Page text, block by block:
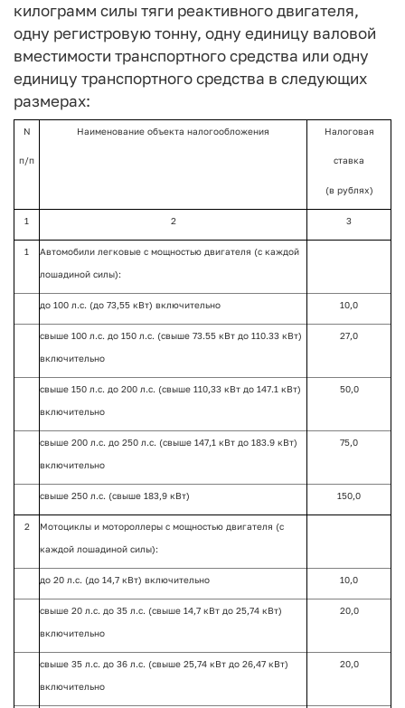
килограмм силы тяги реактивного двигателя,
одну регистровую тонну, одну единицу валовой
вместимости транспортного средства или одну
единицу транспортного средства в следующих
размерах:
N
п/п
Наименование объекта налогообложения Налоговая
ставка
(в рублях)
1 2 3
1 Автомобили легковые с мощностью двигателя (с каждой
лошадиной силы):
до 100 л.с. (до 73,55 кВт) включительно 10,0
свыше 100 л.с. до 150 л.с. (свыше 73.55 кВт до 110.33 кВт)
включительно
27,0
свыше 150 л.с. до 200 л.с. (свыше 110,33 кВт до 147.1 кВт)
включительно
50,0
свыше 200 л.с. до 250 л.с. (свыше 147,1 кВт до 183.9 кВт)
включительно
75,0
свыше 250 л.с. (свыше 183,9 кВт) 150,0
2 Мотоциклы и мотороллеры с мощностью двигателя (с
каждой лошадиной силы):
до 20 л.с. (до 14,7 кВт) включительно 10,0
свыше 20 л.с. до 35 л.с. (свыше 14,7 кВт до 25,74 кВт)
включительно
20,0
свыше 35 л.с. до 36 л.с. (свыше 25,74 кВт до 26,47 кВт)
включительно
20,0